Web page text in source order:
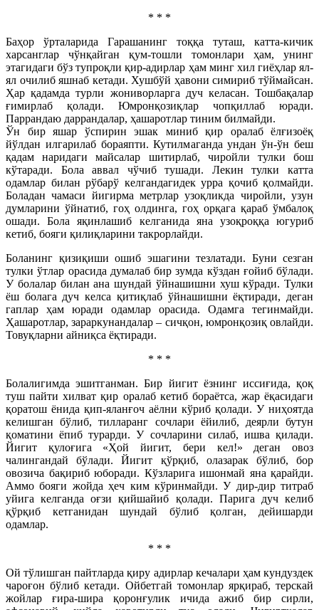
* * *
Баҳор ўрталарида Гарашанинг тоққа туташ, катта-кичик
харсанглар чўнқайган қум-тошли томонлари ҳам, унинг
этагидаги бўз тупроқли қир-адирлар ҳам минг хил гиёҳлар ял-
ял очилиб яшнаб кетади. Хушбўй ҳавони симириб тўймайсан.
Ҳар қадамда турли жониворларга дуч келасан. Тошбақалар
ғимирлаб қолади. Юмронқозиқлар чопқиллаб юради.
Паррандаю даррандалар, ҳашаротлар тиним билмайди.
Ўн бир яшар ўспирин эшак миниб қир оралаб ёлғизоёқ
йўлдан илгарилаб бораяпти. Кутилмаганда ундан ўн-ўн беш
қадам наридаги майсалар шитирлаб, чиройли тулки бош
кўтаради. Бола аввал чўчиб тушади. Лекин тулки катта
одамлар билан рўбарў келгандагидек урра қочиб қолмайди.
Боладан чамаси йигирма метрлар узоқликда чиройли, узун
думларини ўйнатиб, гоҳ олдинга, гоҳ орқага қараб ўмбалоқ
ошади. Бола яқинлашиб келганида яна узоқроққа югуриб
кетиб, бояги қилиқларини такрорлайди.
Боланинг қизиқиши ошиб эшагини тезлатади. Буни сезган
тулки ўтлар орасида думалаб бир зумда кўздан ғойиб бўлади.
У болалар билан ана шундай ўйнашишни хуш кўради. Тулки
ёш болага дуч келса қитиқлаб ўйнашишни ёқтиради, деган
гаплар ҳам юради одамлар орасида. Одамга тегинмайди.
Ҳашаротлар, зараркунандалар – сичқон, юмронқозиқ овлайди.
Товуқларни айниқса ёқтиради.
* * *
Болалигимда эшитганман. Бир йигит ёзнинг иссиғида, қоқ
туш пайти хилват қир оралаб кетиб бораётса, жар ёқасидаги
қоратош ёнида қип-яланғоч аёлни кўриб қолади. У ниҳоятда
келишган бўлиб, тилларанг сочлари ёйилиб, деярли бутун
қоматини ёпиб турарди. У сочларини силаб, ишва қилади.
Йигит қулоғига «Ҳой йигит, бери кел!» деган овоз
чалингандай бўлади. Йигит қўрқиб, олазарак бўлиб, бор
овозича бақириб юборади. Кўзларига ишонмай яна қарайди.
Аммо бояги жойда ҳеч ким кўринмайди. У дир-дир титраб
уйига келганда оғзи қийшайиб қолади. Парига дуч келиб
қўрқиб кетганидан шундай бўлиб қолган, дейишарди
одамлар.
* * *
Ой тўлишган пайтларда қиру адирлар кечалари ҳам кундуздек
чароғон бўлиб кетади. Ойбетгай томонлар ярқираб, терскай
жойлар ғира-шира қоронғулик ичида ажиб бир сирли,